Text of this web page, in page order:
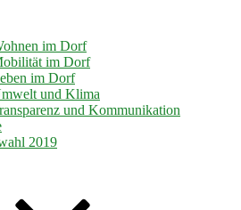
im Dorf
im Dorf
im Dorf
und Klima
und Kommunikation
2019